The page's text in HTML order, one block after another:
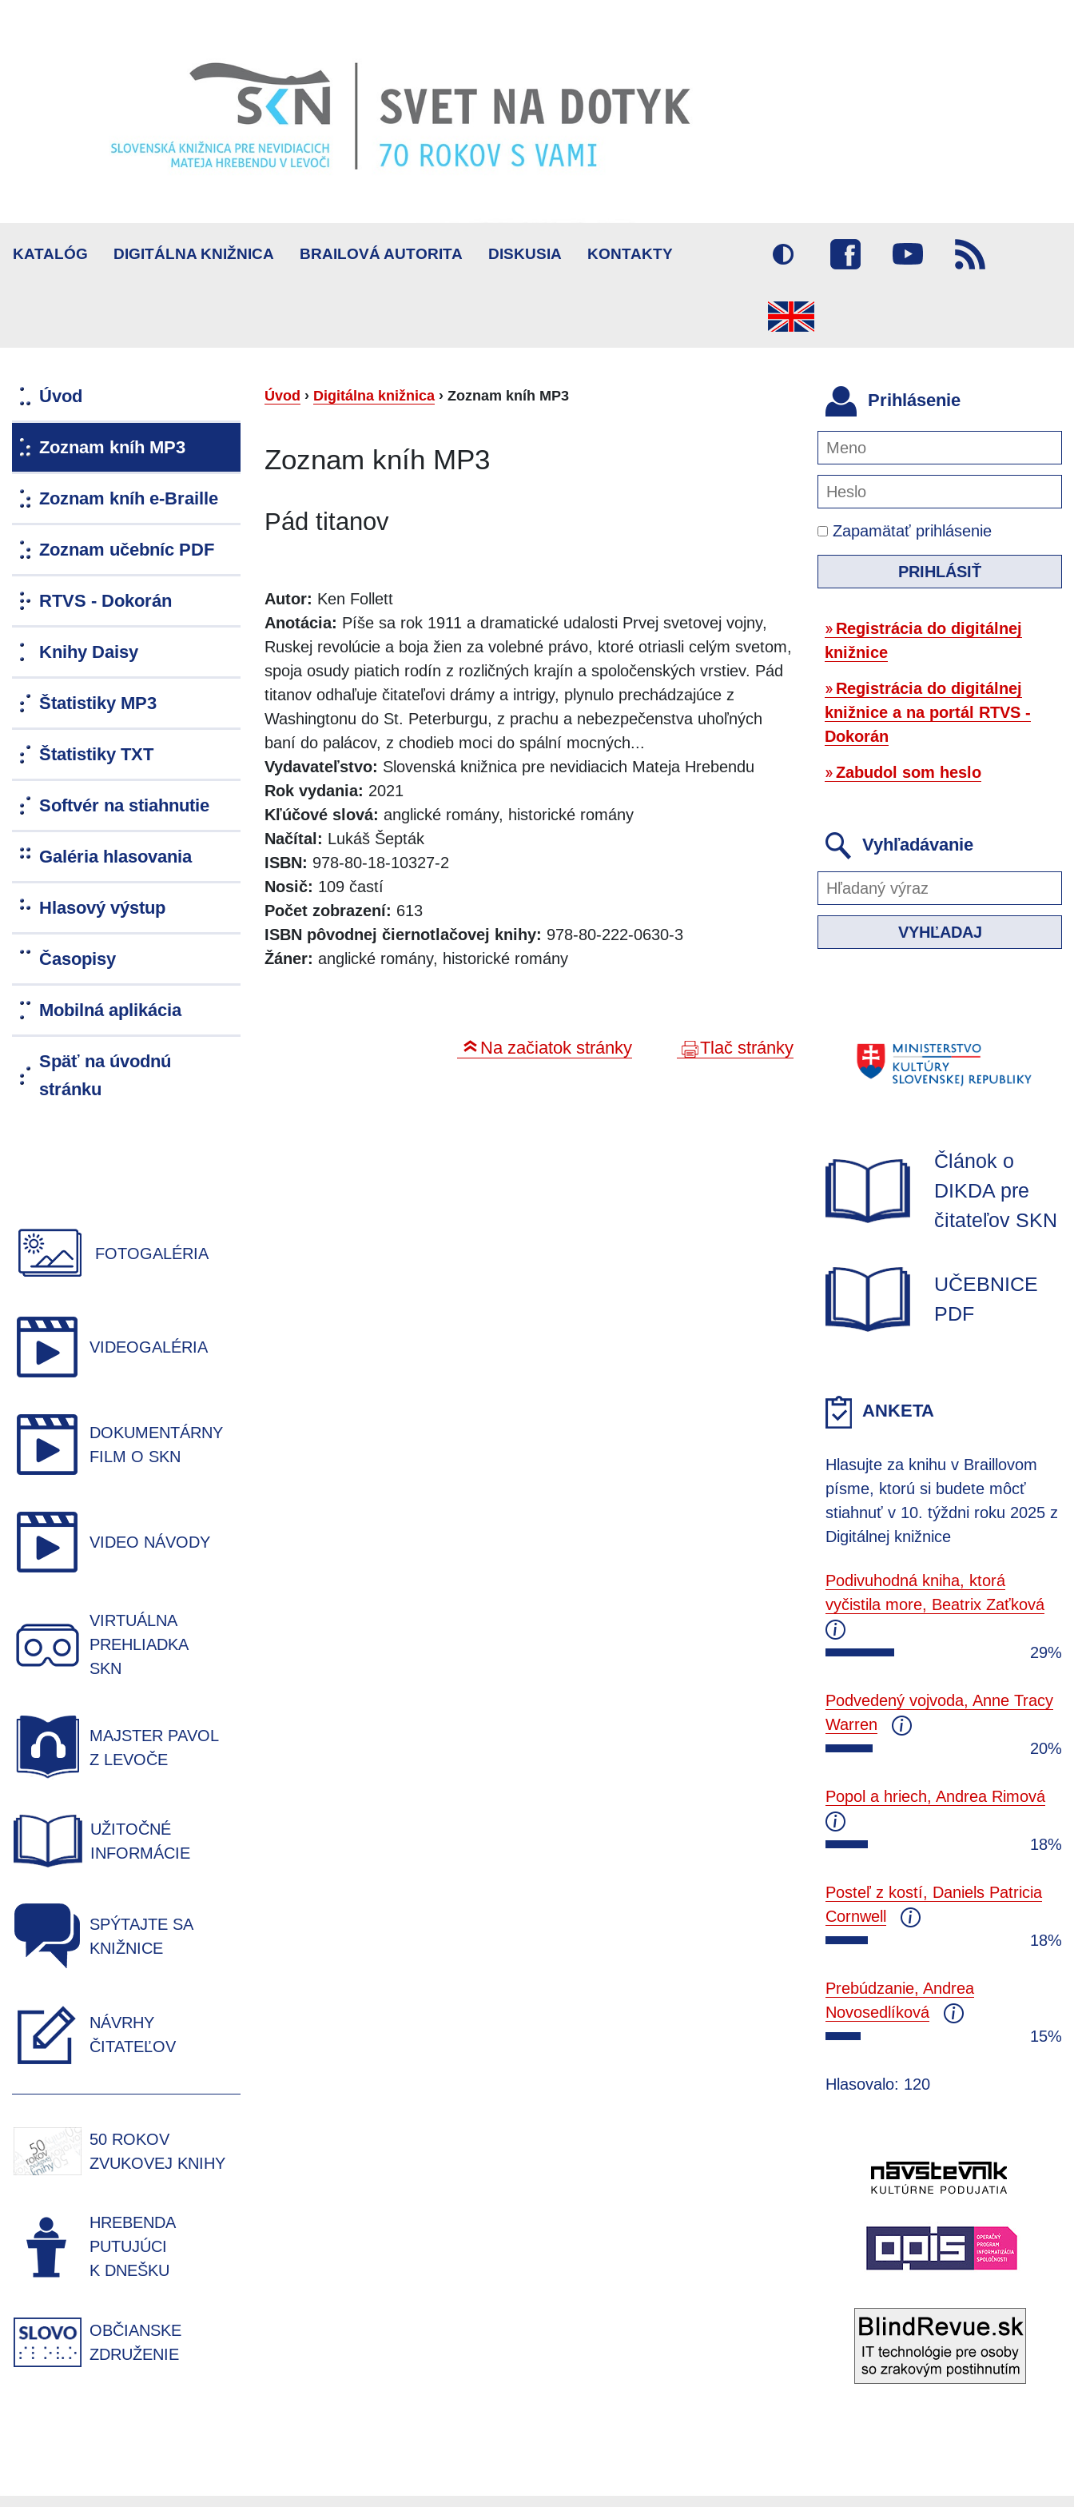
KATALÓG DIGITÁLNA KNIŽNICA BRAILOVÁ AUTORITA DISKUSIA KONTAKTY
Úvod
Zoznam kníh MP3
Zoznam kníh e-Braille
Zoznam učebníc PDF
RTVS - Dokorán
Knihy Daisy
Štatistiky MP3
Štatistiky TXT
Softvér na stiahnutie
Galéria hlasovania
Hlasový výstup
Časopisy
Mobilná aplikácia
Späť na úvodnú
stránku
FOTOGALÉRIA
VIDEOGALÉRIA
DOKUMENTÁRNY
FILM O SKN
VIDEO NÁVODY
VIRTUÁLNA
PREHLIADKA
SKN
MAJSTER PAVOL
Z LEVOČE
UŽITOČNÉ
INFORMÁCIE
SPÝTAJTE SA
KNIŽNICE
NÁVRHY
ČITATEĽOV
50 ROKOV
ZVUKOVEJ KNIHY
HREBENDA
PUTUJÚCI
K DNEŠKU
OBČIANSKE
ZDRUŽENIE
Úvod › Digitálna knižnica › Zoznam kníh MP3
Zoznam kníh MP3
Pád titanov
Autor: Ken Follett
Anotácia: Píše sa rok 1911 a dramatické udalosti Prvej svetovej vojny,
Ruskej revolúcie a boja žien za volebné právo, ktoré otriasli celým svetom,
spoja osudy piatich rodín z rozličných krajín a spoločenských vrstiev. Pád
titanov odhaľuje čitateľovi drámy a intrigy, plynulo prechádzajúce z
Washingtonu do St. Peterburgu, z prachu a nebezpečenstva uhoľných
baní do palácov, z chodieb moci do spální mocných...
Vydavateľstvo: Slovenská knižnica pre nevidiacich Mateja Hrebendu
Rok vydania: 2021
Kľúčové slová: anglické romány, historické romány
Načítal: Lukáš Šepták
ISBN: 978-80-18-10327-2
Nosič: 109 častí
Počet zobrazení: 613
ISBN pôvodnej čiernotlačovej knihy: 978-80-222-0630-3
Žáner: anglické romány, historické romány
Na začiatok stránky Tlač stránky
Prihlásenie
Zapamätať prihlásenie
PRIHLÁSIŤ
Registrácia do digitálnej
knižnice
Registrácia do digitálnej
knižnice a na portál RTVS -
Dokorán
Zabudol som heslo
Vyhľadávanie
VYHĽADAJ
Článok o
DIKDA pre
čitateľov SKN
UČEBNICE
PDF
ANKETA
Hlasujte za knihu v Braillovom
písme, ktorú si budete môcť
stiahnuť v 10. týždni roku 2025 z
Digitálnej knižnice
Podivuhodná kniha, ktorá
vyčistila more, Beatrix Zaťková
29%
Podvedený vojvoda, Anne Tracy
Warren
20%
Popol a hriech, Andrea Rimová
18%
Posteľ z kostí, Daniels Patricia
Cornwell
18%
Prebúdzanie, Andrea
Novosedlíková
15%
Hlasovalo: 120